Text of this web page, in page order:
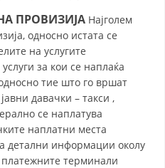
INFORMATIV
ПРОВИЗИЈА Најголем
односно истата се
на услугите
за кои се наплаќа
тие што го вршат
давачки – такси ,
се наплатува
наплатни места
детални информации околу
терминали